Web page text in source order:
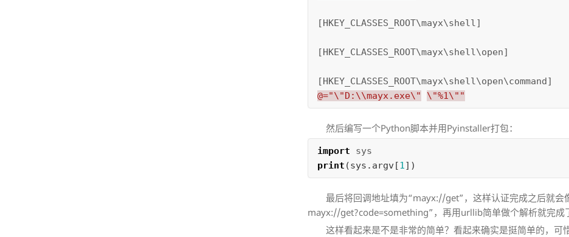
[HKEY_CLASSES_ROOT\mayx\shell]
[HKEY_CLASSES_ROOT\mayx\shell\open]
[HKEY_CLASSES_ROOT\mayx\shell\open\command]
@="\"D:\\mayx.exe\"
\"%1\""
然后编写一个Python脚本并用Pyinstaller打包：
import
sys
print (sys . argv[1])
最后将回调地址填为“mayx://get”，这样认证完成之后就
mayx://get?code=something”，再用urllib简单做个解析就完成
这样看起来是不是非常的简单？看起来确实是挺简单的，可